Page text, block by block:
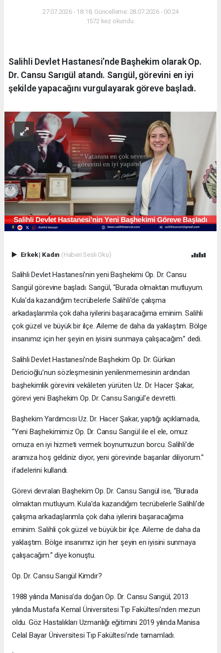
27.07.2026 - 18:18, Güncelleme: 28.07.2026 - 00:24
1572 kez okundu.
Salihli Devlet Hastanesi’nde Başhekim olarak Op.
Dr. Cansu Sarıgül atandı. Sarıgül, görevini en iyi
şekilde yapacağını vurgulayarak göreve başladı.
Erkek| Kadın (Haberi Sesli Oku)
Salihli Devlet Hastanesi’nin yeni Başhekimi Op. Dr. Cansu
Sarıgül görevine başladı. Sarıgül, “Burada olmaktan mutluyum.
Kula’da kazandığım tecrübelerle Salihli’de çalışma
arkadaşlarımla çok daha iyilerini başaracağıma eminim. Salihli
çok güzel ve büyük bir ilçe. Aileme de daha da yaklaştım. Bölge
insanımız için her şeyin en iyisini sunmaya çalışacağım.” dedi.
Salihli Devlet Hastanesi’nde Başhekim Op. Dr. Gürkan
Dericioğlu’nun sözleşmesinin yenilenmemesinin ardından
başhekimlik görevini vekâleten yürüten Uz. Dr. Hacer Şakar,
görevi yeni Başhekim Op. Dr. Cansu Sarıgül’e devretti.
Başhekim Yardımcısı Uz. Dr. Hacer Şakar, yaptığı açıklamada,
“Yeni Başhekimimiz Op. Dr. Cansu Sarıgül ile el ele, omuz
omuza en iyi hizmeti vermek boynumuzun borcu. Salihli’de
aramıza hoş geldiniz diyor, yeni görevinde başarılar diliyorum.”
ifadelerini kullandı.
Görevi devralan Başhekim Op. Dr. Cansu Sarıgül ise, “Burada
olmaktan mutluyum. Kula’da kazandığım tecrübelerle Salihli’de
çalışma arkadaşlarımla çok daha iyilerini başaracağıma
eminim. Salihli çok güzel ve büyük bir ilçe. Aileme de daha da
yaklaştım. Bölge insanımız için her şeyin en iyisini sunmaya
çalışacağım.” diye konuştu.
Op. Dr. Cansu Sarıgül Kimdir?
1988 yılında Manisa’da doğan Op. Dr. Cansu Sarıgül, 2013
yılında Mustafa Kemal Üniversitesi Tıp Fakültesi’nden mezun
oldu. Göz Hastalıkları Uzmanlığı eğitimini 2019 yılında Manisa
Celal Bayar Üniversitesi Tıp Fakültesi’nde tamamladı.